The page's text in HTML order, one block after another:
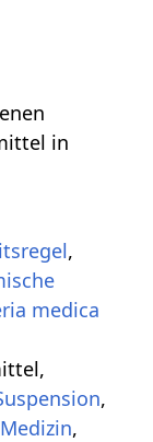
in
,
medica
,
Medizin,